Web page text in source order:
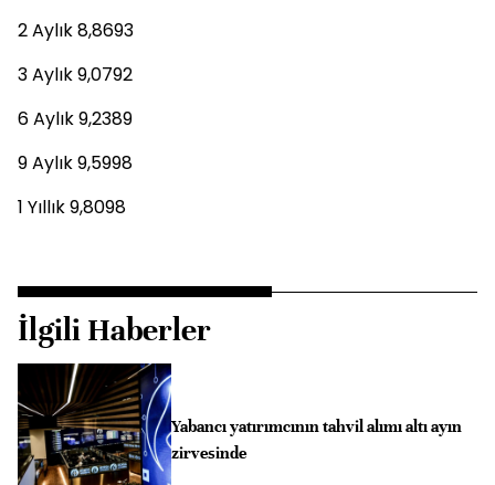
2 Aylık 8,8693
3 Aylık 9,0792
6 Aylık 9,2389
9 Aylık 9,5998
1 Yıllık 9,8098
İlgili Haberler
Yabancı yatırımcının tahvil alımı altı ayın
zirvesinde